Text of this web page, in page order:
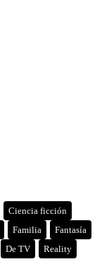
Ciencia ficción
Familia
Fantasía
De TV
Reality